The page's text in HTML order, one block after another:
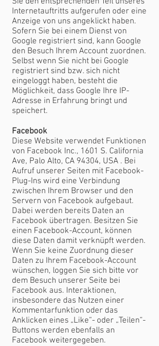
Internetauftritts aufgerufen oder eine
Anzeige von uns angeklickt haben.
Sofern Sie bei einem Dienst von
Google registriert sind, kann Google
den Besuch Ihrem Account zuordnen.
Selbst wenn Sie nicht bei Google
registriert sind bzw. sich nicht
eingeloggt haben, besteht die
Möglichkeit, dass Google Ihre IP-
Adresse in Erfahrung bringt und
speichert.
Facebook
Diese Website verwendet Funktionen
von Facebook Inc., 1601 S. California
Ave, Palo Alto, CA 94304, USA . Bei
Aufruf unserer Seiten mit Facebook-
Plug-Ins wird eine Verbindung
zwischen Ihrem Browser und den
Servern von Facebook aufgebaut.
Dabei werden bereits Daten an
Facebook übertragen. Besitzen Sie
einen Facebook-Account, können
diese Daten damit verknüpft werden.
Wenn Sie keine Zuordnung dieser
Daten zu Ihrem Facebook-Account
wünschen, loggen Sie sich bitte vor
dem Besuch unserer Seite bei
Facebook aus. Interaktionen,
insbesondere das Nutzen einer
Kommentarfunktion oder das
Anklicken eines „Like“- oder „Teilen“-
Buttons werden ebenfalls an
Facebook weitergegeben.